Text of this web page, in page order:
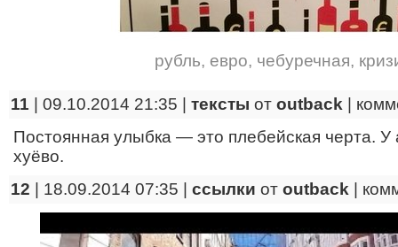
рубль, евро, чебуречная,
11 | 09.10.2014 21:35 | тексты от outback
Постоянная улыбка — это плебейская черта. У
хуёво.
12 | 18.09.2014 07:35 | ссылки от outback